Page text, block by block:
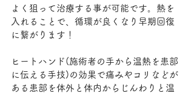
よく狙って治療する事が可能です。熱を
入れることで、循環が良くなり早期回復
に繋がります！
ヒートハンド(施術者の手から温熱を患部
に伝える手技)の効果で痛みやコリなどが
ある患部を体外と体内からじんわりと温